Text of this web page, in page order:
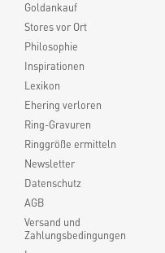
Goldankauf
Stores vor Ort
Philosophie
Inspirationen
Lexikon
Ehering verloren
Ring-Gravuren
Ringgröße ermitteln
Newsletter
Datenschutz
AGB
Versand und
Zahlungsbedingungen